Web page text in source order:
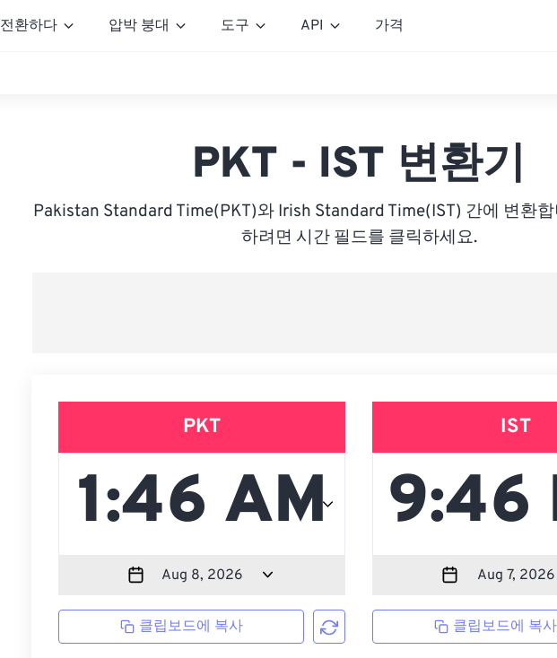
전환하다 압박 붕대 도구 API 가격
PKT - IST 변환기
Pakistan Standard Time(PKT)와 Irish Standard Time(IST) 간에 변환
하려면 시간 필드를 클릭하세요.
PKT
클립보드에 복사
IST
클립보드에 복사